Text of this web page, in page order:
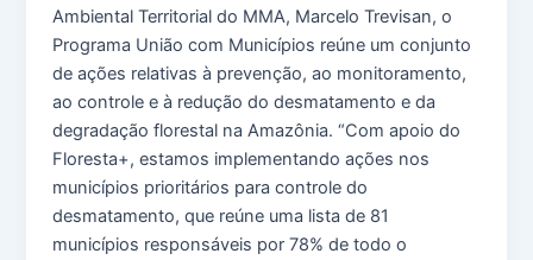
Ambiental Territorial do MMA, Marcelo Trevisan, o
Programa União com Municípios reúne um conjunto
de ações relativas à prevenção, ao monitoramento,
ao controle e à redução do desmatamento e da
degradação florestal na Amazônia. “Com apoio do
Floresta+, estamos implementando ações nos
municípios prioritários para controle do
desmatamento, que reúne uma lista de 81
municípios responsáveis por 78% de todo o